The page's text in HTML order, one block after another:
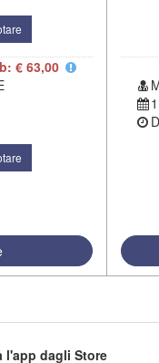
€ 63,00
l'app dagli Store